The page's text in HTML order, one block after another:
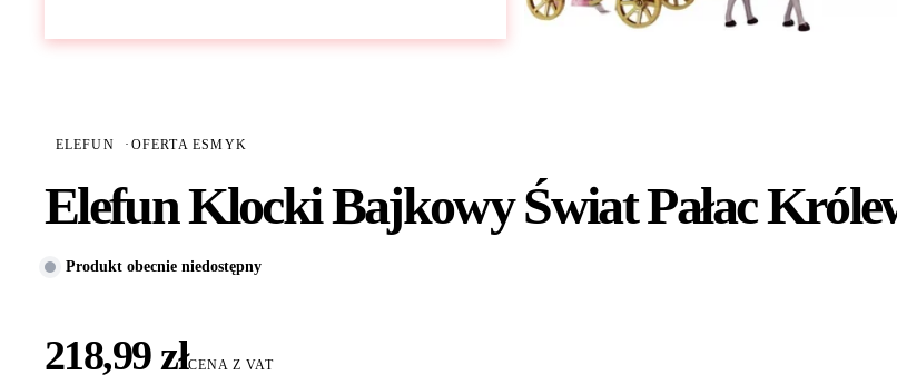
ELEFUN · OFERTA ESMYK
Elefun Klocki Bajkowy Świat Pałac
Produkt obecnie niedostępny
218,99 złCENA Z VAT